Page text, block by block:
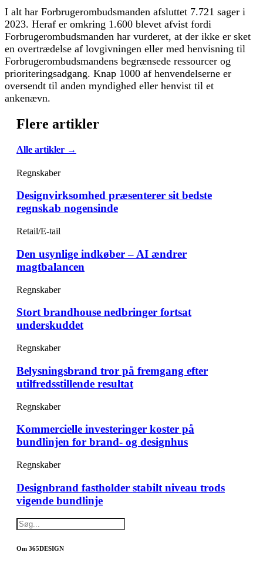
I alt har Forbrugerombudsmanden afsluttet 7.721 sager i
2023. Heraf er omkring 1.600 blevet afvist fordi
Forbrugerombudsmanden har vurderet, at der ikke er sket
en overtrædelse af lovgivningen eller med henvisning til
Forbrugerombudsmandens begrænsede ressourcer og
prioriteringsadgang. Knap 1000 af henvendelserne er
oversendt til anden myndighed eller henvist til et
ankenævn.
Flere artikler
Alle artikler →
Regnskaber
Designvirksomhed præsenterer sit bedste
regnskab nogensinde
Retail/E-tail
Den usynlige indkøber – AI ændrer
magtbalancen
Regnskaber
Stort brandhouse nedbringer fortsat
underskuddet
Regnskaber
Belysningsbrand tror på fremgang efter
utilfredsstillende resultat
Regnskaber
Kommercielle investeringer koster på
bundlinjen for brand- og designhus
Regnskaber
Designbrand fastholder stabilt niveau trods
vigende bundlinje
Om 365DESIGN